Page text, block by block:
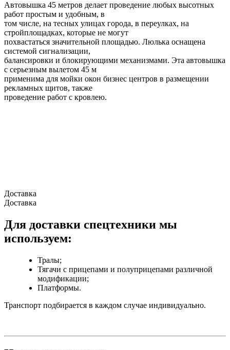
Автовышка 45 метров делает проведение любых высотных
работ простым и удобным, в
том числе, на тесных улицах города, в переулках, на
стройплощадках, которые не могут
похвастаться значительной площадью. Люлька оснащена
системой сигнализации,
балансировки и блокирующими механизмами. Эта автовышка
с серьезным вылетом 45 м
применима для мойки окон бизнес центров в размещении
рекламных щитов, также
проведение работ с кровлею.
Доставка
Доставка
Для доставки спецтехники мы
используем:
Тралы;
Тягачи с прицепами и полуприцепами различной
модификации;
Платформы.
Транспорт подбирается в каждом случае индивидуально.